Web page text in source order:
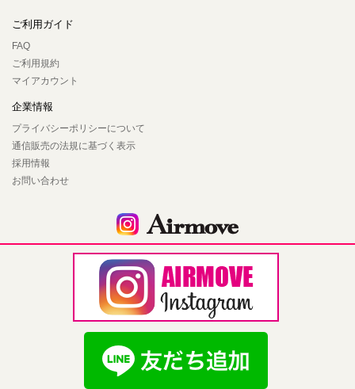
ご利用ガイド
FAQ
ご利用規約
マイアカウント
企業情報
プライバシーポリシーについて
通信販売の法規に基づく表示
採用情報
お問い合わせ